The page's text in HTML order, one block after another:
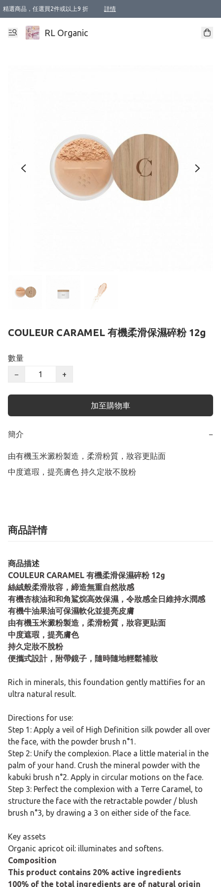
精選商品，任選買2件或以上9 折 詳情
XI周年優惠【新品自由選2件88折/3件85折】
XI周年優惠【Chakra 脈輪平衡自由選2件9折/3件85折/5件8折】
Florame 肌底自由選 2支9折 3支85折
XI周年優惠【蟲蟲退散 · 防衛結界﹞系列2件9折】
Sunki 任選2件95折
BIOFFICINA TOSCANA 任選2支9折 3支85折
Lamav 任選1件9折 2件85折
Mukti Organics 指定產品任選1件9折, 2件88折 3件85折
Intelligent Nutrients Skincare 任選2件9折
deodorant 任選2件88折
化妝品 任選2件95折
XI周年優惠【身心靈單品 任選2件9折/3件85折/5件8折】
XI周年優惠 【精油/香水 任選2件9折/3件85折/5件8折】
XI周年優惠【「關節到肌膚」全效養護 BODY OIL 組2件88折/3件85折】
XI周年優惠【夏日有機物理防曬套裝2件88折】
XI周年優惠【夏日潔面隨意選2件88折/3件85折】
XI周年優惠【逆齡奇蹟抗氧 11 自由選2件88折/3件85折/4件或以上8折】
新會員首次購物即享全單 95 折優惠！
成為VIP / VVIP 可享有生日月現金扣減獎賞優惠 !! 記得去賬户資料填上生日日期啦 !
選用順豐速運，滿$500 免運費
本地速遞 京東 送住宅/ 工商地址 $400 免運費
澳門訂單選用順豐速運，滿$800 免運費
RL Organic
COULEUR CARAMEL 有機柔滑保濕碎粉 12g
數量
−
+
加至購物車
簡介 −
由有機玉米澱粉製造，柔滑粉質，妝容更貼面
中度遮瑕，提亮膚色 持久定妝不脫粉
商品詳情
商品描述
COULEUR CARAMEL 有機柔滑保濕碎粉 12g
絲絨般柔滑妝容，締造無重自然妝感
有機杏核油和和角鯊烷高效保濕，令妝感全日維持水潤感
有機牛油果油可保濕軟化並提亮皮膚
由有機玉米澱粉製造，柔滑粉質，妝容更貼面
中度遮瑕，提亮膚色
持久定妝不脫粉
便攜式設計，附帶鏡子，隨時隨地輕鬆補妝
Rich in minerals, this foundation gently mattifies for an
ultra natural result.
Directions for use:
Step 1: Apply a veil of High Definition silk powder all over
the face, with the powder brush n°1.
Step 2: Unify the complexion. Place a little material in the
palm of your hand. Crush the mineral powder with the
kabuki brush n°2. Apply in circular motions on the face.
Step 3: Perfect the complexion with a Terre Caramel, to
structure the face with the retractable powder / blush
brush n°3, by drawing a 3 on either side of the face.
Key assets
Organic apricot oil: illuminates and softens.
Composition
This product contains 20% active ingredients
100% of the total ingredients are of natural origin